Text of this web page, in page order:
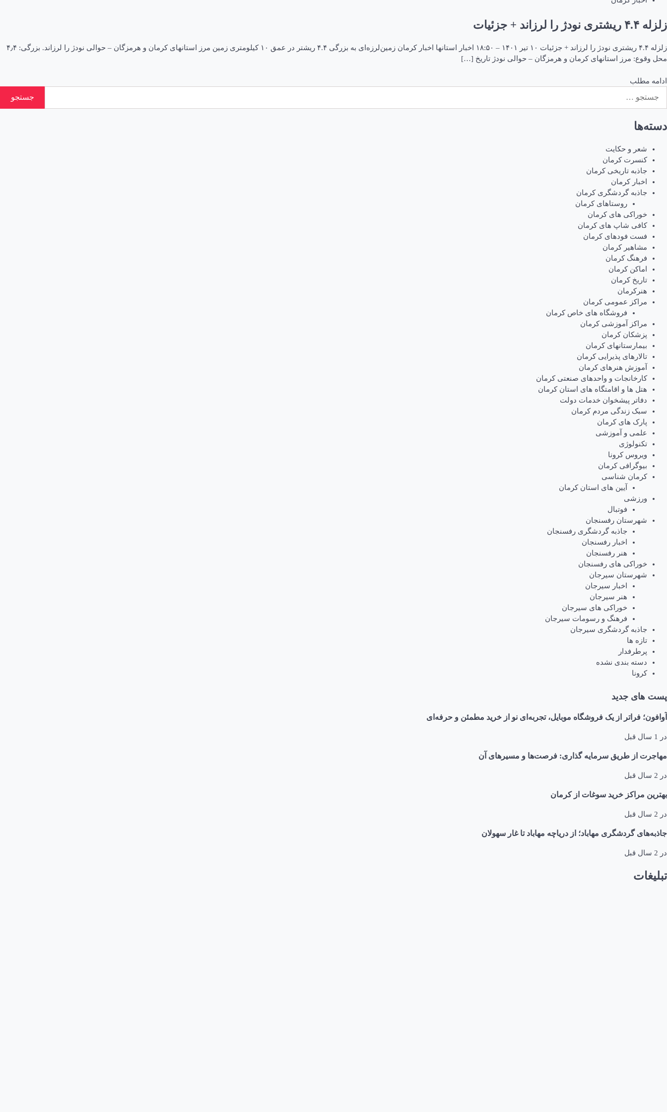
زلزله ۴.۴ ریشتری نودژ را لرزاند + جزئیات
زلزله ۴.۴ ریشتری نودژ را لرزاند + جزئیات ۱۰ تير ۱۴۰۱ – ۱۸:۵۰ اخبار استانها اخبار کرمان ‌زمین‌لرزه‌ای به بزرگی ۴.۴ ریشتر در عمق ۱۰ کیلومتری زمین مرز استانهای کرمان و هرمزگان – حوالی نودژ را لرزاند. بزرگی: ۴٫۴
محل وقوع: مرز استانهای کرمان و هرمزگان – حوالی نودژ تاریخ […]
ادامه مطلب
برای:
دسته‌ها
شعر و حکایت
کنسرت کرمان
جاذبه تاریخی کرمان
اخبار کرمان
جاذبه گردشگری کرمان
روستاهای کرمان
خوراکی های کرمان
کافی شاپ های کرمان
فست فودهای کرمان
مشاهیر کرمان
فرهنگ کرمان
اماکن کرمان
تاریخ کرمان
هنرکرمان
مراکز عمومی کرمان
فروشگاه های خاص کرمان
مراکز آموزشی کرمان
پزشکان کرمان
بیمارستانهای کرمان
تالارهای پذیرایی کرمان
آموزش هنرهای کرمان
کارخانجات و واحدهای صنعتی کرمان
هتل ها و اقامتگاه های استان کرمان
دفاتر پیشخوان خدمات دولت
سبک زندگی مردم کرمان
پارک های کرمان
علمی و آموزشی
تکنولوژی
ویروس کرونا
بیوگرافی کرمان
کرمان شناسی
آیین های استان کرمان
ورزشی
فوتبال
شهرستان رفسنجان
جاذبه گردشگری رفسنجان
اخبار رفسنجان
هنر رفسنجان
خوراکی های رفسنجان
شهرستان سیرجان
اخبار سیرجان
هنر سیرجان
خوراکی های سیرجان
فرهنگ و رسومات سیرجان
جاذبه گردشگری سیرجان
تازه ها
پرطرفدار
دسته بندی نشده
کرونا
پست های جدید
آوافون؛ فراتر از یک فروشگاه موبایل، تجربه‌ای نو از خرید مطمئن و حرفه‌ای
در 1 سال قبل
مهاجرت از طریق سرمایه گذاری: فرصت‌ها و مسیرهای آن
در 2 سال قبل
بهترین مراکز خرید سوغات از کرمان
در 2 سال قبل
جاذبه‌های گردشگری مهاباد؛ از دریاچه مهاباد تا غار سهولان
در 2 سال قبل
تبلیغات